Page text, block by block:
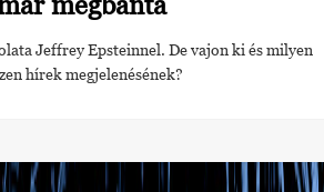
Jeffrey Epsteinnel. De vajon ki és milyen
hírek megjelenésének?